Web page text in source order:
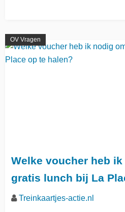
OV Vragen
Welke voucher heb
gratis lunch bij La
Treinkaartjes-actie.nl